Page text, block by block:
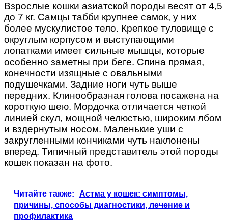
Взрослые кошки азиатской породы весят от 4,5
до 7 кг. Самцы табби крупнее самок, у них
более мускулистое тело. Крепкое туловище с
округлым корпусом и выступающими
лопатками имеет сильные мышцы, которые
особенно заметны при беге. Спина прямая,
конечности изящные с овальными
подушечками. Задние ноги чуть выше
передних. Клинообразная голова посажена на
короткую шею. Мордочка отличается четкой
линией скул, мощной челюстью, широким лбом
и вздернутым носом. Маленькие уши с
закругленными кончиками чуть наклонены
вперед. Типичный представитель этой породы
кошек показан на фото.
Читайте также:
Астма у кошек: симптомы,
причины, способы диагностики, лечение и
профилактика